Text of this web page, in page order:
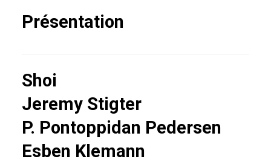
Présentation
Shoi
Jeremy Stigter
P. Pontoppidan Pedersen
Esben Klemann